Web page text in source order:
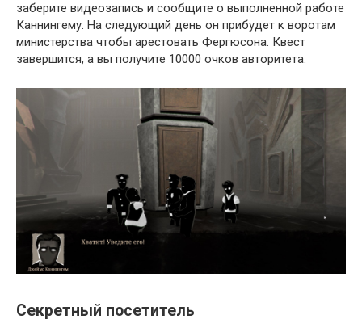
заберите видеозапись и сообщите о выполненной работе
Каннингему. На следующий день он прибудет к воротам
министерства чтобы арестовать Фергюсона. Квест
завершится, а вы получите 10000 очков авторитета.
Секретный посетитель